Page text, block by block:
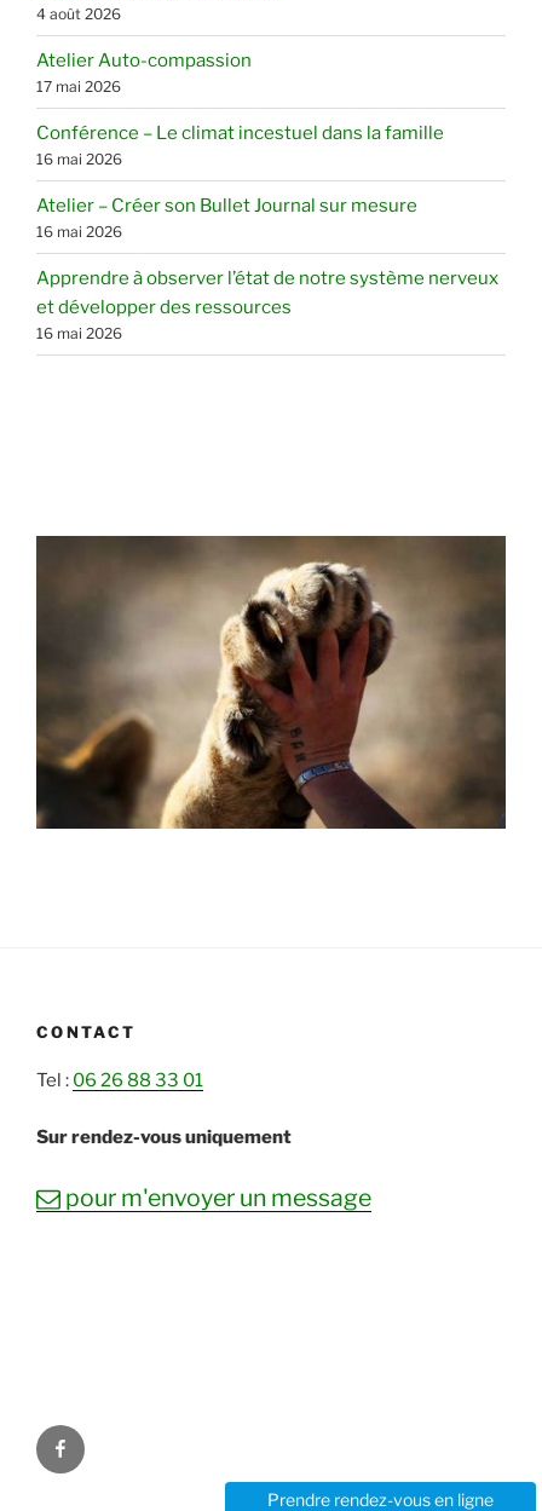
4 août 2026
Atelier Auto-compassion
17 mai 2026
Conférence – Le climat incestuel dans la famille
16 mai 2026
Atelier – Créer son Bullet Journal sur mesure
16 mai 2026
Apprendre à observer l’état de notre système nerveux
et développer des ressources
16 mai 2026
CONTACT
Tel : 06 26 88 33 01
Sur rendez-vous uniquement
mailpour m'envoyer un message
Prendre rendez-vous en ligne
Facebook